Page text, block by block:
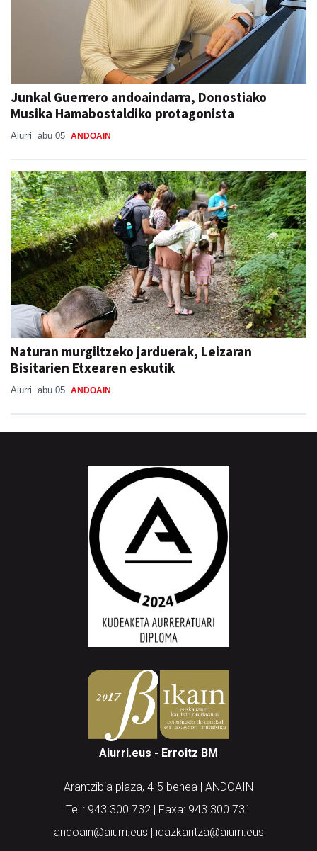
Junkal Guerrero andoaindarra, Donostiako
Musika Hamabostaldiko protagonista
Aiurri abu 05 ANDOAIN
Naturan murgiltzeko jarduerak, Leizaran
Bisitarien Etxearen eskutik
Aiurri abu 05 ANDOAIN
Aiurri.eus - Erroitz BM
Arantzibia plaza, 4-5 behea | ANDOAIN
Tel.: 943 300 732 | Faxa: 943 300 731
andoain@aiurri.eus | idazkaritza@aiurri.eus